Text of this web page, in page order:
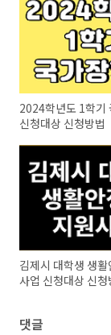
2024학년도 1학기
신청대상 신청방법
김제시 대학생 생
사업 신청대상 신청
댓글